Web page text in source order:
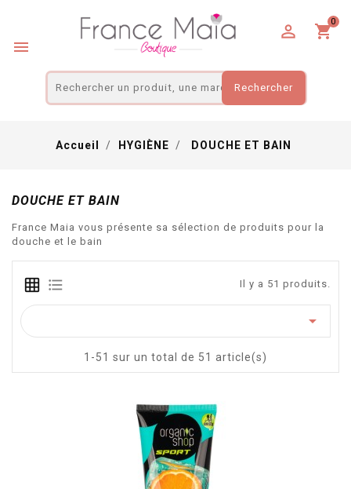
Rechercher
shopping_cart
0


Accueil HYGIÈNE DOUCHE ET BAIN
DOUCHE ET BAIN
France Maia vous présente sa sélection de produits pour la
douche et le bain
Il y a 51 produits.

1-51 sur un total de 51 article(s)